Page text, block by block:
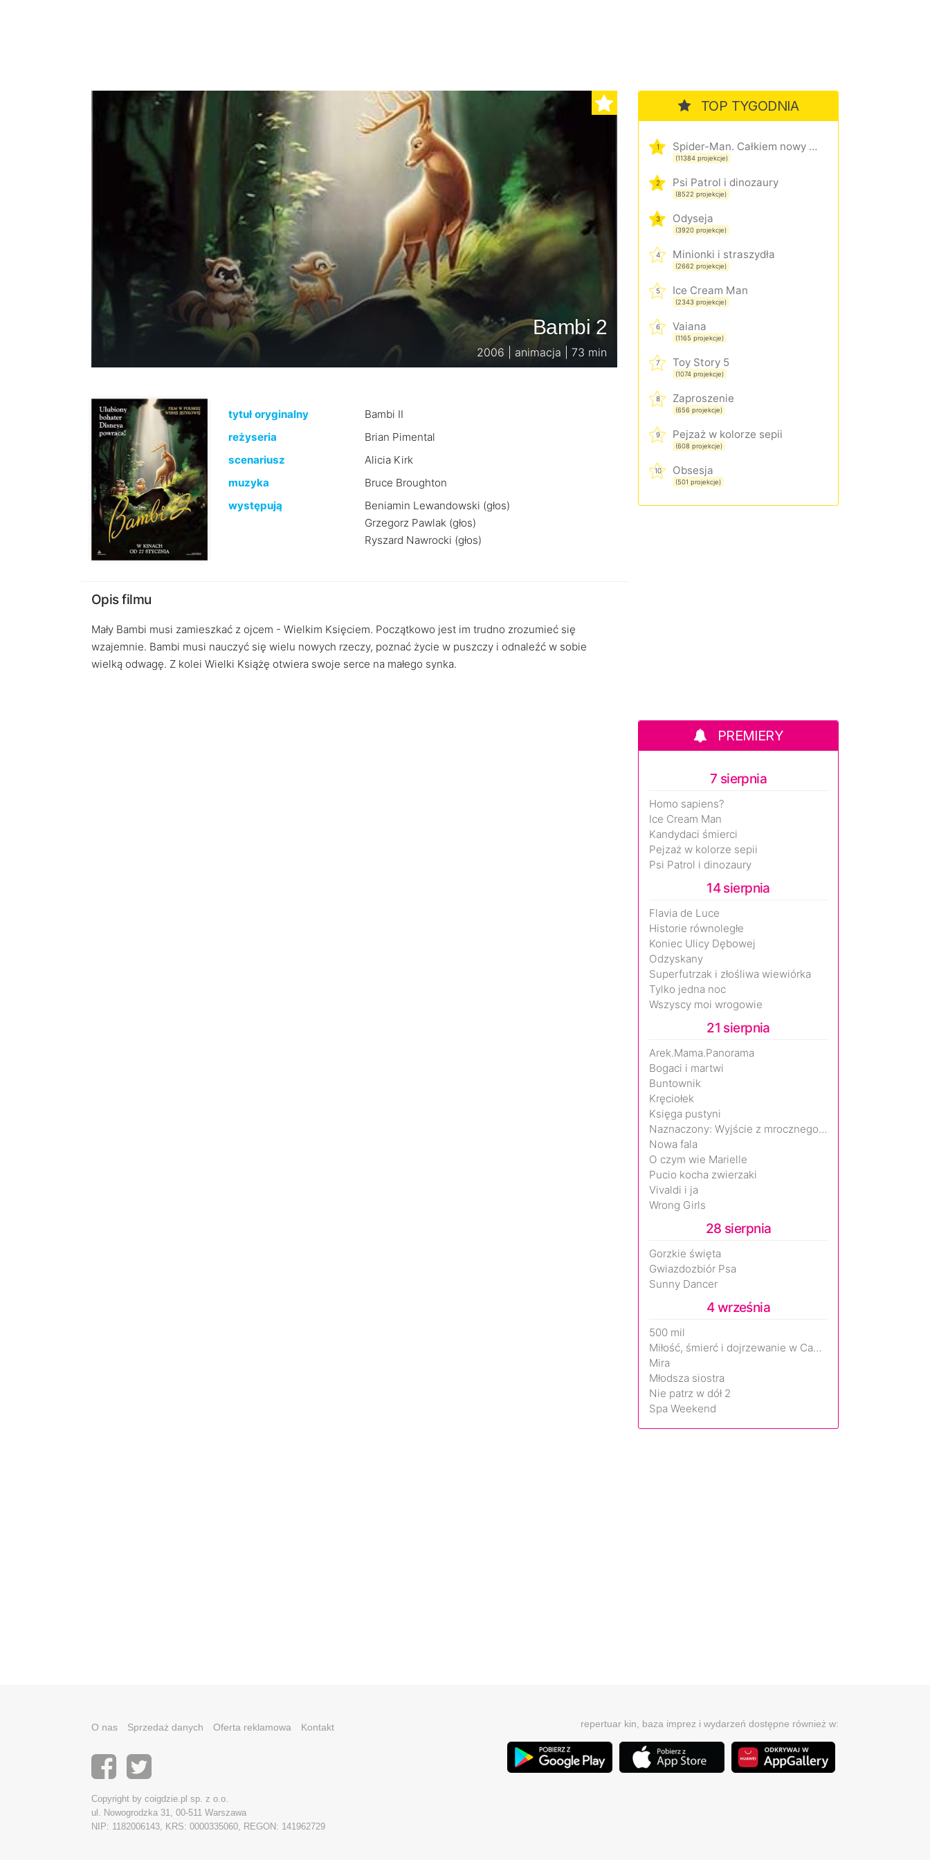
Bambi 2
2006 | animacja | 73 min
tytuł oryginalny
Bambi II
reżyseria
Brian Pimental
scenariusz
Alicia Kirk
muzyka
Bruce Broughton
występują
Beniamin Lewandowski (głos)
Grzegorz Pawlak (głos)
Ryszard Nawrocki (głos)
Opis filmu
Mały Bambi musi zamieszkać z ojcem - Wielkim Księciem. Początkowo jest im trudno zrozumieć się
wzajemnie. Bambi musi nauczyć się wielu nowych rzeczy, poznać życie w puszczy i odnaleźć w sobie
wielką odwagę. Z kolei Wielki Książę otwiera swoje serce na małego synka.
TOP TYGODNIA
1 Spider-Man. Całkiem nowy dzień
(11384 projekcje)
2 Psi Patrol i dinozaury
(8522 projekcje)
3 Odyseja
(3920 projekcje)
4 Minionki i straszydła
(2662 projekcje)
5 Ice Cream Man
(2343 projekcje)
6 Vaiana
(1165 projekcje)
7 Toy Story 5
(1074 projekcje)
8 Zaproszenie
(656 projekcje)
9 Pejzaż w kolorze sepii
(608 projekcje)
10 Obsesja
(501 projekcje)
PREMIERY
7 sierpnia
Homo sapiens?
Ice Cream Man
Kandydaci śmierci
Pejzaż w kolorze sepii
Psi Patrol i dinozaury
14 sierpnia
Flavia de Luce
Historie równoległe
Koniec Ulicy Dębowej
Odzyskany
Superfutrzak i złośliwa wiewiórka
Tylko jedna noc
Wszyscy moi wrogowie
21 sierpnia
Arek.Mama.Panorama
Bogaci i martwi
Buntownik
Kręciołek
Księga pustyni
Naznaczony: Wyjście z mrocznego wymiaru
Nowa fala
O czym wie Marielle
Pucio kocha zwierzaki
Vivaldi i ja
Wrong Girls
28 sierpnia
Gorzkie święta
Gwiazdozbiór Psa
Sunny Dancer
4 września
500 mil
Miłość, śmierć i dojrzewanie w Camp Miasma
Mira
Młodsza siostra
Nie patrz w dół 2
Spa Weekend
O nas Sprzedaż danych Oferta reklamowa Kontakt
Copyright by coigdzie.pl sp. z o.o.
ul. Nowogrodzka 31, 00-511 Warszawa
NIP: 1182006143, KRS: 0000335060, REGON: 141962729
repertuar kin, baza imprez i wydarzeń dostępne również w: